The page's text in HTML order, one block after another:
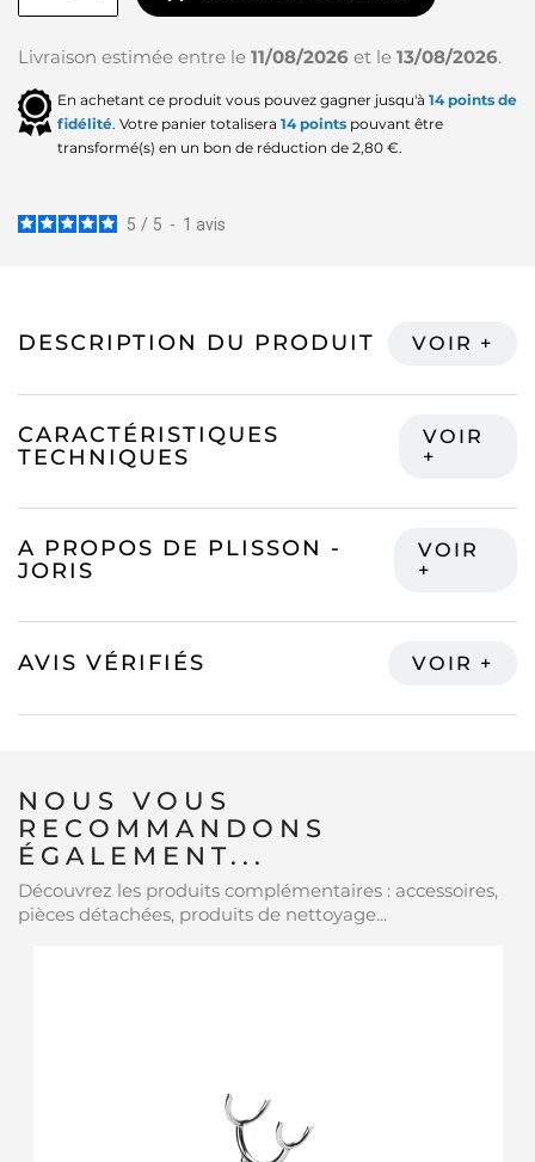
Livraison estimée entre le 11/08/2026 et le 13/08/2026.
En achetant ce produit vous pouvez gagner jusqu'à 14points de
fidélité. Votre panier totalisera 14points pouvant être
transformé(s) en un bon de réduction de 2,80 €.
5 / 5 - 1 avis
DESCRIPTION DU PRODUIT
CARACTÉRISTIQUES
TECHNIQUES
A PROPOS DE PLISSON -
JORIS
AVIS VÉRIFIÉS
NOUS VOUS
RECOMMANDONS
ÉGALEMENT...
Découvrez les produits complémentaires : accessoires,
pièces détachées, produits de nettoyage...